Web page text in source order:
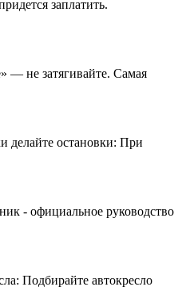
заплатить.
— не затягивайте. Самая
делайте остановки: При
- официальное руководство
Подбирайте автокресло